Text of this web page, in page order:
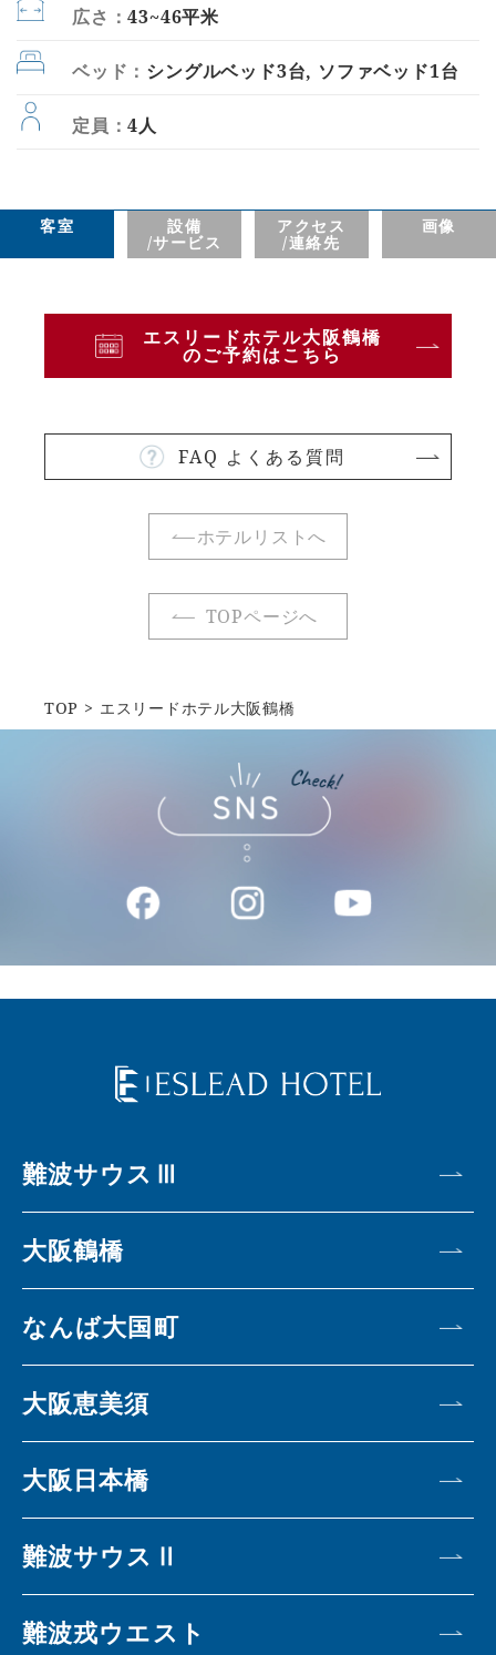
広さ：43~46平米
ベッド： シングルベッド3台, ソファベッド1台
定員：4人
客室 設備
/サービス
アクセス
/連絡先
画像
エスリードホテル大阪鶴橋
のご予約はこちら
FAQ よくある質問
ホテルリストへ
TOPページへ
TOP エスリードホテル大阪鶴橋
難波サウスⅢ
大阪鶴橋
なんば大国町
大阪恵美須
大阪日本橋
難波サウスⅡ
難波戎ウエスト